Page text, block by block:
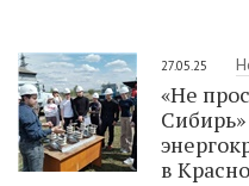
27.05.25
«Не
в